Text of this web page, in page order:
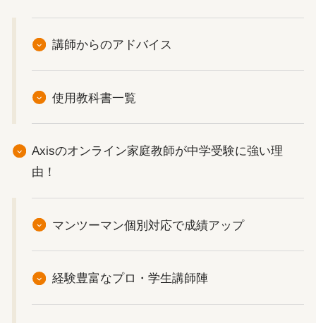
講師からのアドバイス
使用教科書一覧
Axisのオンライン家庭教師が中学受験に強い理
由！
マンツーマン個別対応で成績アップ
経験豊富なプロ・学生講師陣